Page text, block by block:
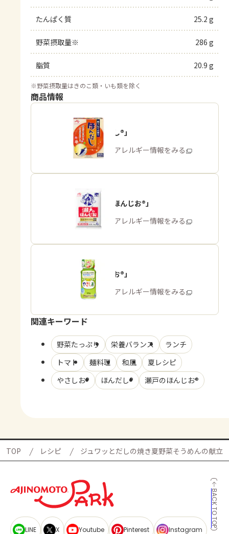
たんぱく質 25.2 g
野菜摂取量※ 286 g
脂質 20.9 g
※野菜摂取量はきのこ類・いも類を除く
商品情報
「ほんだし®」
商品・アレルギー情報をみる
「瀬戸のほんじお®」
商品・アレルギー情報をみる
「やさしお®」
商品・アレルギー情報をみる
関連キーワード
野菜たっぷり 栄養バランス
ランチ
トマト
麺料理 和風
夏レシピ
やさしお®
ほんだし® 瀬戸のほんじお®
TOP レシピ ジュワッとだしの焼き夏野菜そうめんの献立
BACK TO TOP
LINE X Youtube Pinterest Instagram